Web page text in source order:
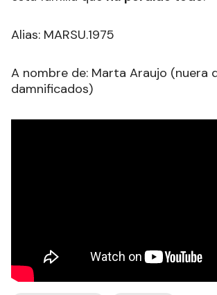
Alias: MARSU.1975
A nombre de: Marta Araujo (nuera
damnificados)